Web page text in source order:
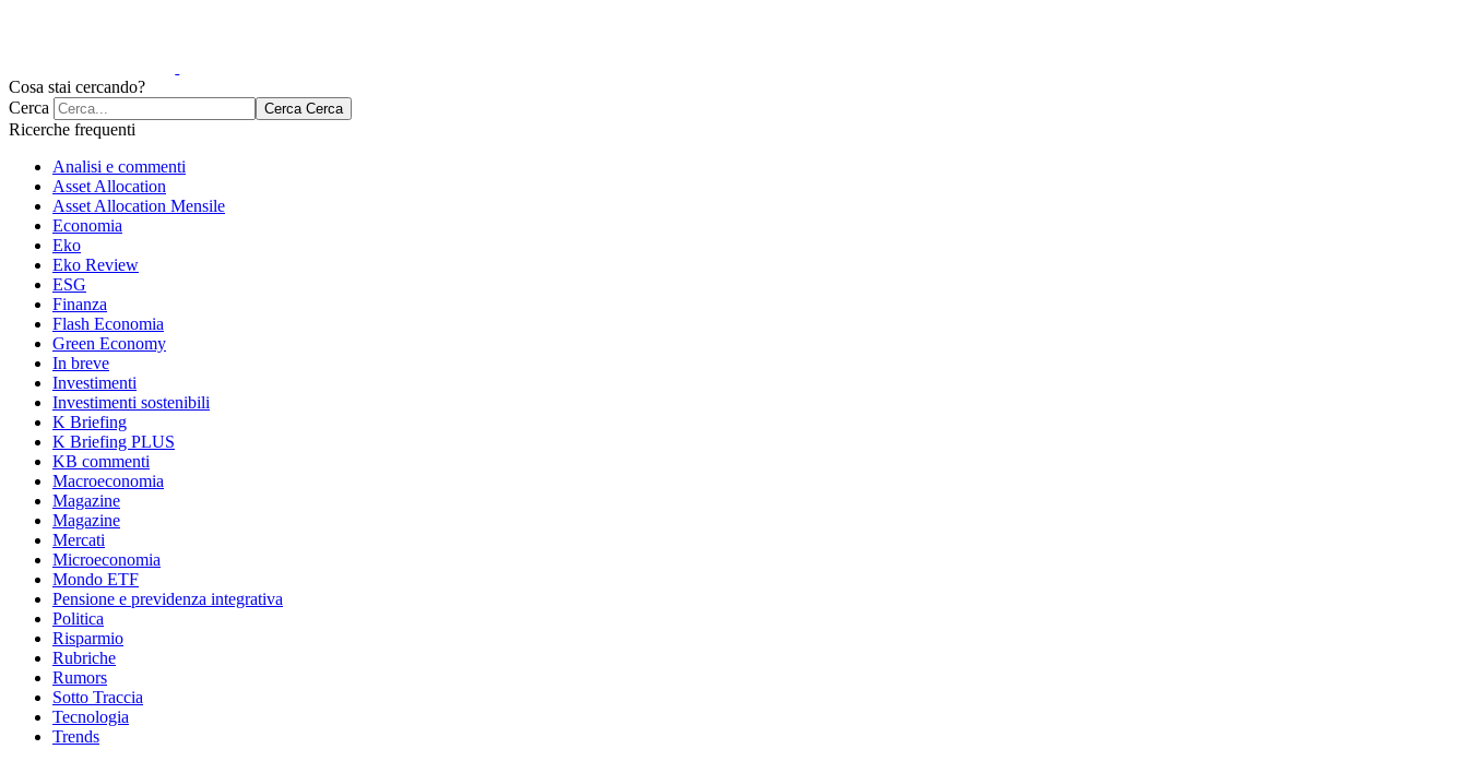
Cosa stai cercando?
Cerca
Cerca Cerca
Ricerche frequenti
Analisi e commenti
Asset Allocation
Asset Allocation Mensile
Economia
Eko
Eko Review
ESG
Finanza
Flash Economia
Green Economy
In breve
Investimenti
Investimenti sostenibili
K Briefing
K Briefing PLUS
KB commenti
Macroeconomia
Magazine
Magazine
Mercati
Microeconomia
Mondo ETF
Pensione e previdenza integrativa
Politica
Risparmio
Rubriche
Rumors
Sotto Traccia
Tecnologia
Trends